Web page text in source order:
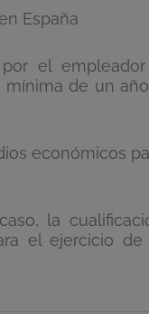
España
el
mínima de un
económicos
la
el ejercicio de